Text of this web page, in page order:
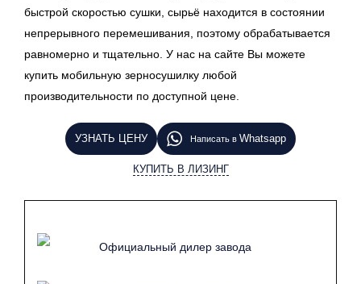
быстрой скоростью сушки, сырьё находится в состоянии
непрерывного перемешивания, поэтому обрабатывается
равномерно и тщательно. У нас на сайте Вы можете
купить мобильную зерносушилку любой
производительности по доступной цене.
УЗНАТЬ ЦЕНУ Написать в Whatsapp
КУПИТЬ В ЛИЗИНГ
Официальный дилер завода